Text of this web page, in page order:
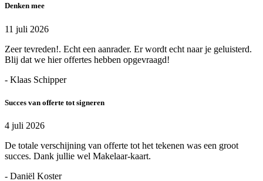
Denken mee
11 juli 2026
Zeer tevreden!. Echt een aanrader. Er wordt echt naar je geluisterd.
Blij dat we hier offertes hebben opgevraagd!
- Klaas Schipper
Succes van offerte tot signeren
4 juli 2026
De totale verschijning van offerte tot het tekenen was een groot
succes. Dank jullie wel Makelaar-kaart.
- Daniël Koster